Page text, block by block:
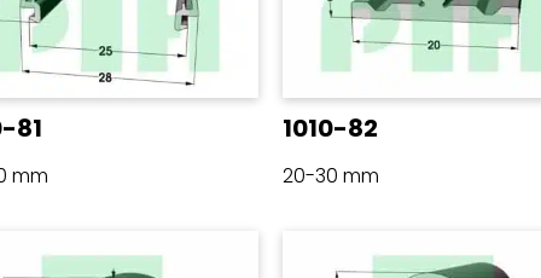
81
mm
1010-82
20-30 mm